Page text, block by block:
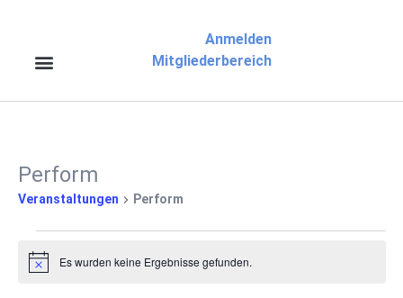
Anmelden
Mitgliederbereich
Perform
Veranstaltungen Perform
HinweisEs wurden keine Ergebnisse gefunden.